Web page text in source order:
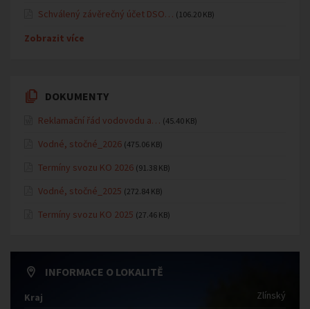
Schválený závěrečný účet DSO… (106.20 KB)
Zobrazit více
DOKUMENTY
Reklamační řád vodovodu a… (45.40 KB)
Vodné, stočné_2026 (475.06 KB)
Termíny svozu KO 2026 (91.38 KB)
Vodné, stočné_2025 (272.84 KB)
Termíny svozu KO 2025 (27.46 KB)
INFORMACE O LOKALITĚ
Kraj Zlínský